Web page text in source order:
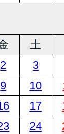
土
2
3
9 10
17
24